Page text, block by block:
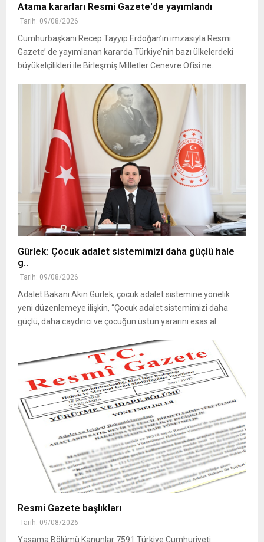
Atama kararları Resmi Gazete'de yayımlandı
Tarih: 09/08/2026
Cumhurbaşkanı Recep Tayyip Erdoğan’ın imzasıyla Resmi
Gazete’ de yayımlanan kararda Türkiye’nin bazı ülkelerdeki
büyükelçilikleri ile Birleşmiş Milletler Cenevre Ofisi ne..
Gürlek: Çocuk adalet sistemimizi daha güçlü hale
g..
Tarih: 09/08/2026
Adalet Bakanı Akın Gürlek, çocuk adalet sistemine yönelik
yeni düzenlemeye ilişkin, “Çocuk adalet sistemimizi daha
güçlü, daha caydırıcı ve çocuğun üstün yararını esas al..
Resmi Gazete başlıkları
Tarih: 09/08/2026
Yasama Bölümü Kanunlar 7591 Türkiye Cumhuriyeti